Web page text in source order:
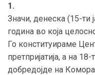
1.
Значи, денеска (15-ти
година во која
Го конституираме
претпријатија, а на
добредојде на